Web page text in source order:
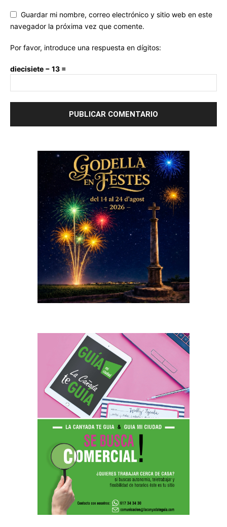
Guardar mi nombre, correo electrónico y sitio web en este
navegador la próxima vez que comente.
Por favor, introduce una respuesta en dígitos:
diecisiete − 13 =